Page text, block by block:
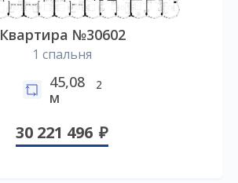
Квартира №30602
1 спальня
45,08
м
2
30 221 496